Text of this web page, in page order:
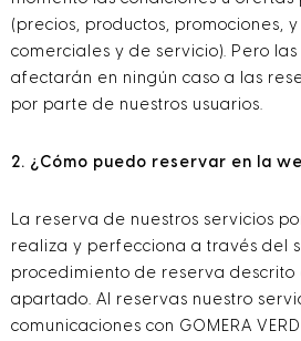
(precios, productos, promociones,
comerciales y de servicio). Pero
afectarán en ningún caso a las
por parte de nuestros usuarios.
2. ¿Cómo puedo reservar en la
La reserva de nuestros servicios
realiza y perfecciona a través del
procedimiento de reserva descrito
apartado. Al reservas nuestro
comunicaciones con GOMERA